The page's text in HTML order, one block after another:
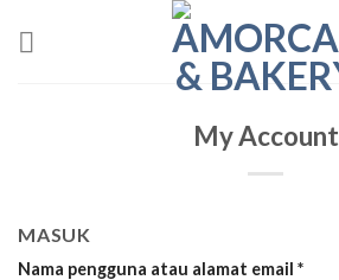
My Account
MASUK
Nama pengguna atau alamat email *